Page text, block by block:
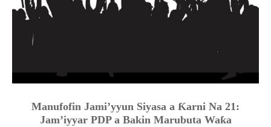
Manufofin Jami’yyun Siyasa a Ƙarni Na 21:
Jam’iyyar PDP a Bakin Marubuta Waƙa